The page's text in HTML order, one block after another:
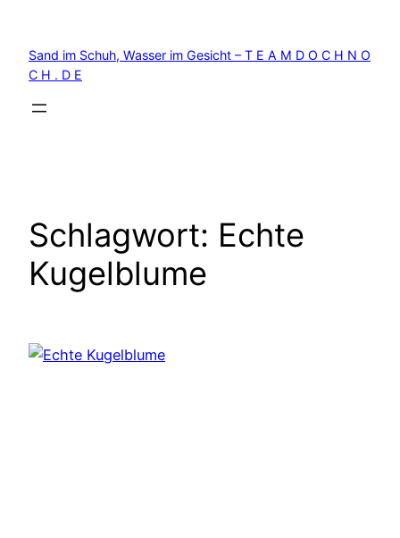
springen
Sand im Schuh, Wasser im Gesicht – T E A M D O C H N O
C H . D E
Schlagwort: Echte
Kugelblume